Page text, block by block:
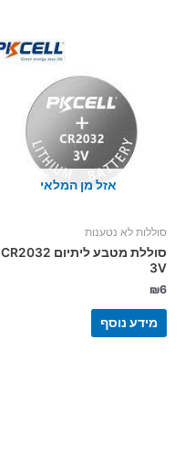
אזל מן המלאי
סוללות לא נטענות
סוללת מטבע ליתיום CR2032
3V
₪6
מידע נוסף